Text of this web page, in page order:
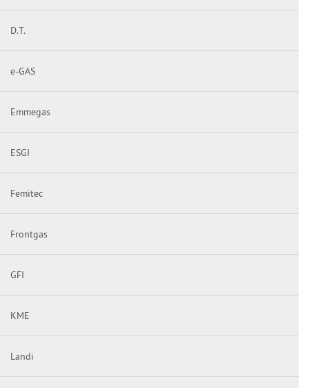
D.T.
e-GAS
Emmegas
ESGI
Femitec
Frontgas
GFI
KME
Landi